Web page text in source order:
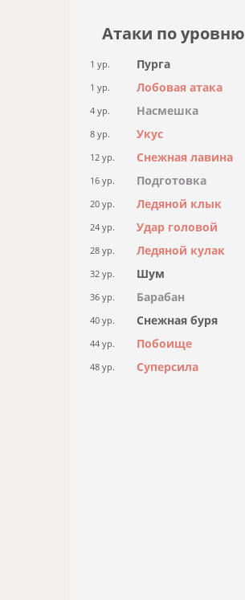
Атаки по уровню
1 ур. Пурга
1 ур. Лобовая атака
4 ур. Насмешка
8 ур. Укус
12 ур. Снежная лавина
16 ур. Подготовка
20 ур. Ледяной клык
24 ур. Удар головой
28 ур. Ледяной кулак
32 ур. Шум
36 ур. Барабан
40 ур. Снежная буря
44 ур. Побоище
48 ур. Суперсила